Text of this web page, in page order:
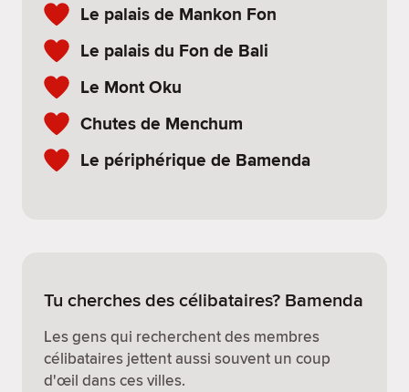
Le palais de Mankon Fon
Le palais du Fon de Bali
Le Mont Oku
Chutes de Menchum
Le périphérique de Bamenda
Tu cherches des célibataires? Bamenda
Les gens qui recherchent des membres
célibataires jettent aussi souvent un coup
d'œil dans ces villes.